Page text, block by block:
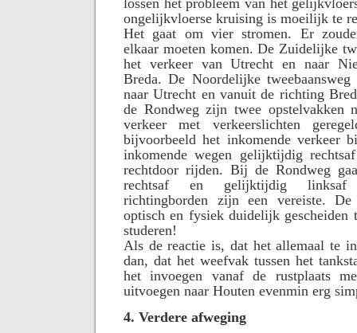
lossen het probleem van het
ongelijkvloerse kruising is moeilijk te
Het gaat om vier stromen. Er
elkaar moeten komen. De Zuidelijke
het verkeer van Utrecht en naar
Breda. De Noordelijke
naar Utrecht en vanuit de richting
de Rondweg zijn twee opstelvakken
verkeer met verkeerslichten
bijvoorbeeld het inkomende verkeer
inkomende wegen gelijktijdig
rechtdoor rijden. Bij de Rondweg
rechtsaf en gelijktijdig linksaf
richtingborden zijn een vereiste.
optisch en fysiek duidelijk gescheiden
studeren!
Als de reactie is, dat het allemaal te
dan, dat het weefvak tussen het
het invoegen vanaf de rustplaats
uitvoegen naar Houten evenmin erg
4. Verdere afweging